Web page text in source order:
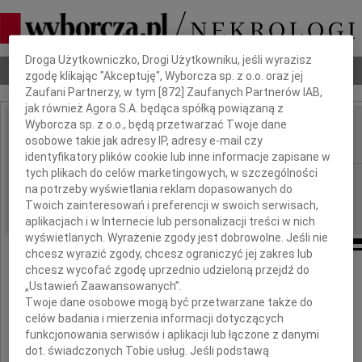
Nekrologi Odeszli Poradnik pogrzebowy
IMIĘ I NAZWISKO: Mateusz Konopka
REGION: Warszawa
DATA EMISJI: 28.07.2012
Już sześć lat mija od tragicznej śmierci
Mateusza Konopki
Dbamy o Twoją prywatność
Droga Użytkowniczko, Drogi Użytkowniku, jeśli wyrazisz
zgodę klikając "Akceptuję", Wyborcza sp. z o.o. oraz jej
Zaufani Partnerzy, w tym [872 ] Zaufanych Partnerów IAB,
jak również Agora S.A. będąca spółką powiązaną z
Wyborcza sp. z o.o., będą przetwarzać Twoje dane
osobowe takie jak adresy IP, adresy e-mail czy
identyfikatory plików cookie lub inne informacje zapisane w
tych plikach do celów marketingowych, w szczególności
na potrzeby wyświetlania reklam dopasowanych do
Twoich zainteresowań i preferencji w swoich serwisach,
aplikacjach i w Internecie lub personalizacji treści w nich
wyświetlanych. Wyrażenie zgody jest dobrowolne. Jeśli nie
chcesz wyrazić zgody, chcesz ograniczyć jej zakres lub
chcesz wycofać zgodę uprzednio udzieloną przejdź do
„Ustawień Zaawansowanych”.
Twoje dane osobowe mogą być przetwarzane także do
celów badania i mierzenia informacji dotyczących
funkcjonowania serwisów i aplikacji lub łączone z danymi
dot. świadczonych Tobie usług. Jeśli podstawą